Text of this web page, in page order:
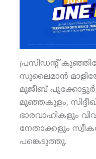
പ്രസിഡന്റ്
സുലൈമാന്‍
മുജീബ്
മുഞ്ഞകുളം, സിദ്ദീഖ്
ഭാരവാഹികളും
നേതാക്കളും
പങ്കെടുത്തു.